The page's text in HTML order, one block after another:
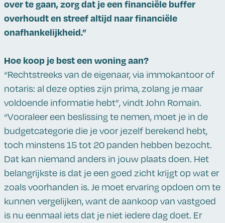
over te gaan, zorg dat je een financiële buffer
overhoudt en streef altijd naar financiële
onafhankelijkheid.”
Hoe koop je best een woning aan?
“Rechtstreeks van de eigenaar, via immokantoor of
notaris: al deze opties zijn prima, zolang je maar
voldoende informatie hebt”, vindt John Romain.
“Vooraleer een beslissing te nemen, moet je in de
budgetcategorie die je voor jezelf berekend hebt,
toch minstens 15 tot 20 panden hebben bezocht.
Dat kan niemand anders in jouw plaats doen. Het
belangrijkste is dat je een goed zicht krijgt op wat er
zoals voorhanden is. Je moet ervaring opdoen om te
kunnen vergelijken, want de aankoop van vastgoed
is nu eenmaal iets dat je niet iedere dag doet. Er